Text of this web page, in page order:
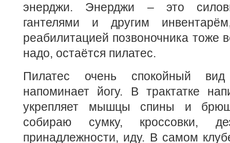
энерджи. Энерджи – это
гантелями и другим
реабилитацией позвоночника тоже
надо, остаётся пилатес.
Пилатес очень спокойный
напоминает йогу. В трактатке
укрепляет мышцы спины и
собираю сумку, кроссовки,
принадлежности, иду. В самом